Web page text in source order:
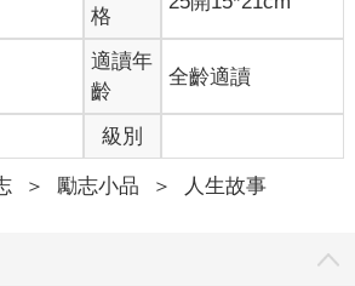
紅茶加半包代糖，同時堅稱除此之外，她
。如果是到橄欖園餐廳（Olive
湯，她一定會要求湯多一些，而且一定要
節日，就到波特蘭市區的傑克小館
顆的剖半生蠔淋香檳葡萄酒醋，配「燒燙
能也是全世界唯一在麥當勞得來速點
薯條必須要「燒燙燙」的人。在咖啡首
法，把店名倒唸成「首爾咖啡」。她冬天
會讓她屁味嚇人。她也喜歡吃鹹花生配
格
適讀年
齡
全齡適讀
級別
＞ 勵志小品 ＞ 人生故事